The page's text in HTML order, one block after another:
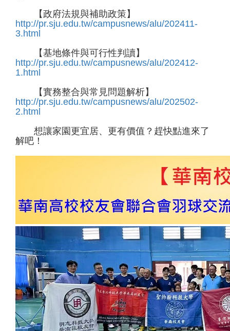
【政府法規與補助政策】
http://pr.sju.edu.tw/campusnews/alu/202411-
3.html
【基地條件與可行性判讀】
http://pr.sju.edu.tw/campusnews/alu/202412-
1.html
【實務整合與常見問題解析】
http://pr.sju.edu.tw/campusnews/alu/202502-
2.html
想讓家園更宜居、更有價值？趕快點進來了
解吧！